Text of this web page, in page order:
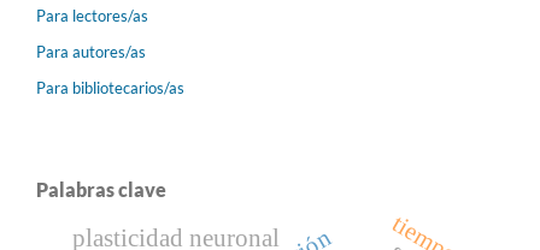
Para lectores/as
Para autores/as
Para bibliotecarios/as
Palabras clave
plasticidad neuronal